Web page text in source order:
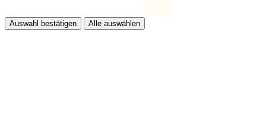
Auswahl bestätigen Alle auswählen